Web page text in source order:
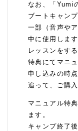
なお、「Yumi
ブートキャン
一部（音声や
中に使用しま
レッスンをす
特典にてマニ
申し込みの時
追って、ご購
マニュアル特
ます。
キャンプ終了